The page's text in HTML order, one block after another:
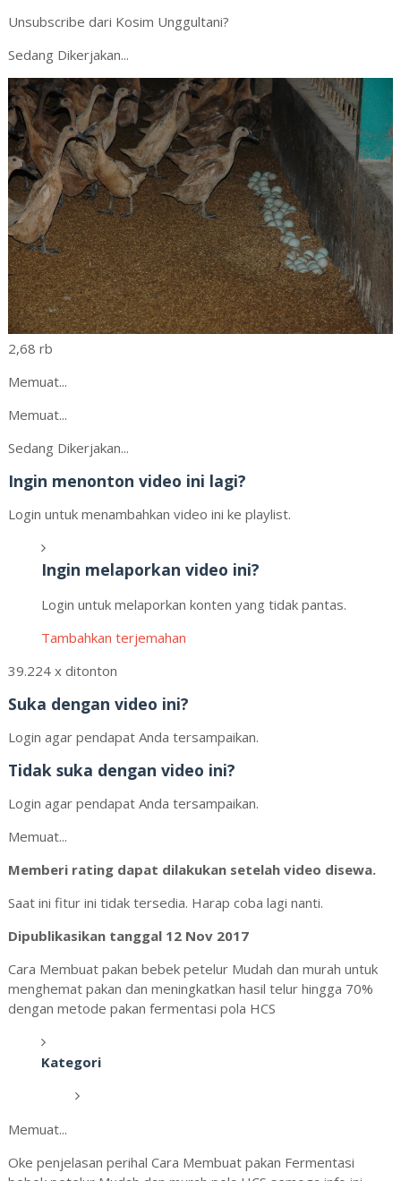
Unsubscribe dari Kosim Unggultani?
Sedang Dikerjakan...
2,68 rb
Memuat...
Memuat...
Sedang Dikerjakan...
Ingin menonton video ini lagi?
Login untuk menambahkan video ini ke playlist.
Ingin melaporkan video ini?
Login untuk melaporkan konten yang tidak pantas.
Tambahkan terjemahan
39.224 x ditonton
Suka dengan video ini?
Login agar pendapat Anda tersampaikan.
Tidak suka dengan video ini?
Login agar pendapat Anda tersampaikan.
Memuat...
Memberi rating dapat dilakukan setelah video disewa.
Saat ini fitur ini tidak tersedia. Harap coba lagi nanti.
Dipublikasikan tanggal 12 Nov 2017
Cara Membuat pakan bebek petelur Mudah dan murah untuk
menghemat pakan dan meningkatkan hasil telur hingga 70%
dengan metode pakan fermentasi pola HCS
Kategori
Memuat...
Oke penjelasan perihal Cara Membuat pakan Fermentasi